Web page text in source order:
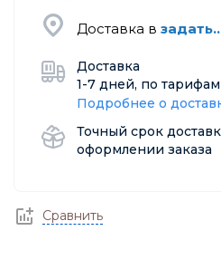
Доставка в
Доставка
1-7 дней, по
Подробнее о
Точный срок
оформлении заказа
Сравнить